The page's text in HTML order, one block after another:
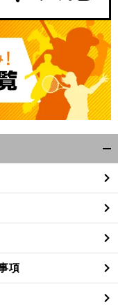
前
閉
る
項